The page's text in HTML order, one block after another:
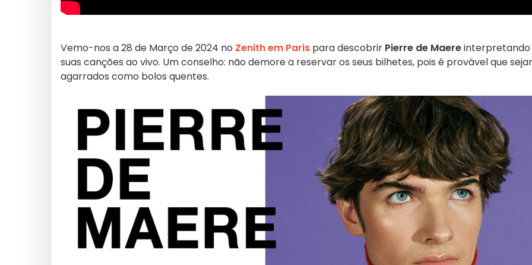
Vemo-nos a 28 de Março de 2024 no Zenith em Paris para descobrir Pierre de Maereinterpretando
suas canções ao vivo. Um conselho: não demore a reservar os seus bilhetes, pois é provável que
agarrados como bolos quentes.